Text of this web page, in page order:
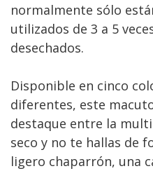
normalmente sólo
utilizados de 3 a 5
desechados.
Disponible en cinco
diferentes, este
destaque entre la
seco y no te hallas de
ligero chaparrón, una